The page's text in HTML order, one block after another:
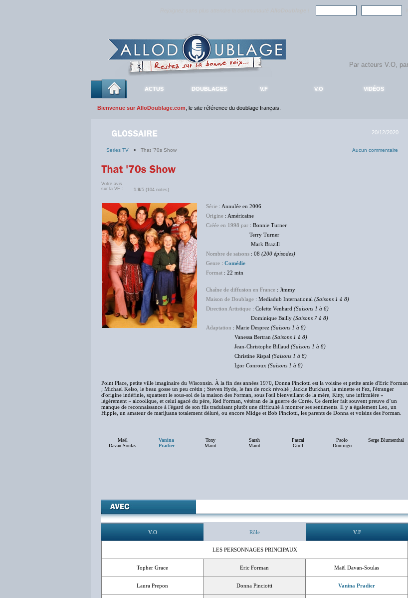
ACTUS DOUBLAGES V.F V.O VIDÉOS
Bienvenue sur AlloDoublage.com , le site référence du doublage français.
20/12/2020
Series TV > That '70s Show Aucun commentaire
Votre avis
sur la VF :
1.9/5 (104 notes)
Série : Annulée en 2006
Origine : Américaine
Créée en 1998 par : Bonnie Turner
Terry Turner
Mark Brazill
Nombre de saisons : 08 (200 épisodes)
Genre : Comédie
Format : 22 min
Chaîne de diffusion en France : Jimmy
Maison de Doublage : Mediadub International (Saisons 1 à 8)
Direction Artistique : Colette Venhard (Saisons 1 à 6)
Dominique Bailly (Saisons 7 à 8)
Adaptation : Marie Desprez (Saisons 1 à 8)
Vanessa Bertran (Saisons 1 à 8)
Jean-Christophe Billaud (Saisons 1 à 8)
Christine Rispal (Saisons 1 à 8)
Igor Conroux (Saisons 1 à 8)
Point Place, petite ville imaginaire du Wisconsin. À la fin des années 1970, Donna Pinciotti est la voisine et petite amie d'Eric Forman
; Michael Kelso, le beau gosse un peu crétin ; Steven Hyde, le fan de rock révolté ; Jackie Burkhart, la minette et Fez, l'étranger
d'origine indéfinie, squattent le sous-sol de la maison des Forman, sous l'œil bienveillant de la mère, Kitty, une infirmière «
légèrement » alcoolique, et celui agacé du père, Red Forman, vétéran de la guerre de Corée. Ce dernier fait souvent preuve d’un
manque de reconnaissance à l'égard de son fils traduisant plutôt une difficulté à montrer ses sentiments. Il y a également Leo, un
Hippie, un amateur de marijuana totalement déluré, ou encore Midge et Bob Pinciotti, les parents de Donna et voisins des Forman.
Maël
Davan-Soulas
Vanina
Pradier
Tony
Marot
Sarah
Marot
Pascal
Grull
Paolo
Domingo
Serge Blumenthal
V.O Rôle V.F
LES PERSONNAGES PRINCIPAUX
Topher Grace Eric Forman Maël Davan-Soulas
Laura Prepon Donna Pinciotti Vanina Pradier